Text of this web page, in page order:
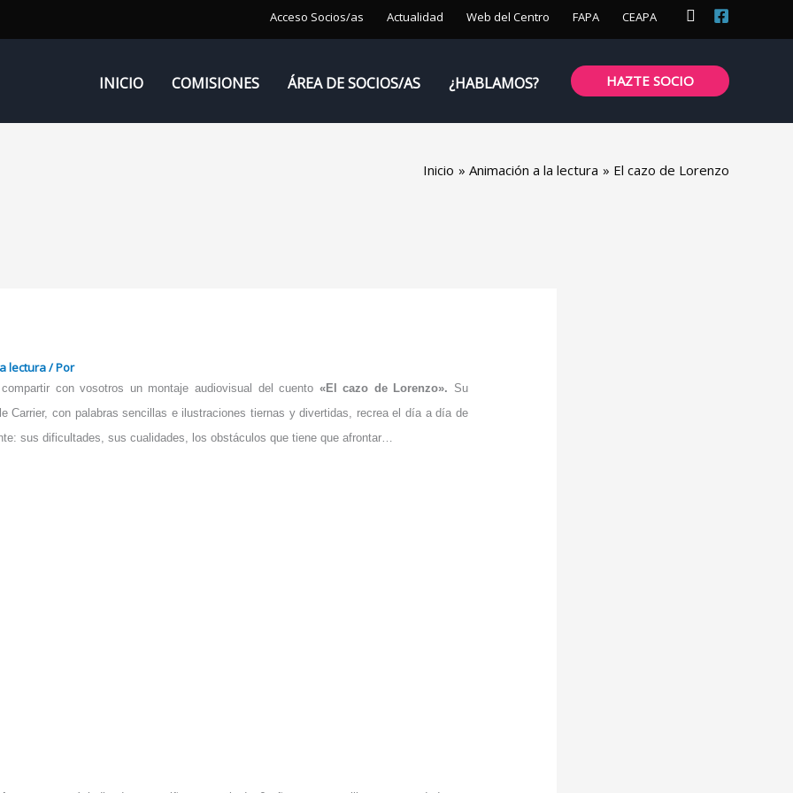
Acceso Socios/as Actualidad Web del Centro FAPA CEAPA Buscar
INICIO COMISIONES ÁREA DE SOCIOS/AS ¿HABLAMOS? HAZTE SOCIO
Inicio Animación a la lectura El cazo de Lorenzo
lectura/ Por
con vosotros un montaje audiovisual del cuento «El cazo de Lorenzo». Su
Carrier, con palabras sencillas e ilustraciones tiernas y divertidas, recrea el día a día de
sus dificultades, sus cualidades, los obstáculos que tiene que afrontar…